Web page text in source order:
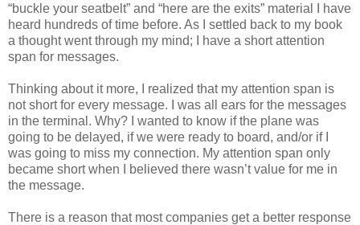
“buckle your seatbelt” and “here are the exits” material I have
heard hundreds of time before. As I settled back to my book
a thought went through my mind; I have a short attention
span for messages.
Thinking about it more, I realized that my attention span is
not short for every message. I was all ears for the messages
in the terminal. Why? I wanted to know if the plane was
going to be delayed, if we were ready to board, and/or if I
was going to miss my connection. My attention span only
became short when I believed there wasn’t value for me in
the message.
There is a reason that most companies get a better response